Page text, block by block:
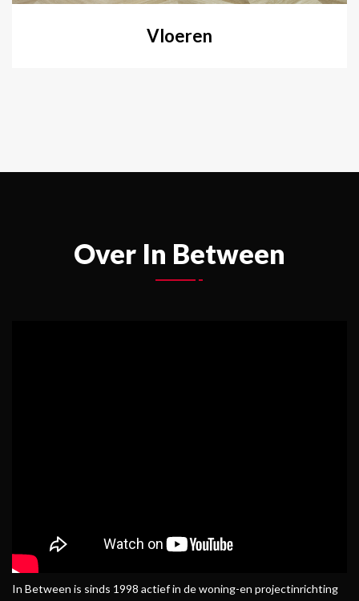
Vloeren
Over In Between
In Between is sinds 1998 actief in de woning-en projectinrichting